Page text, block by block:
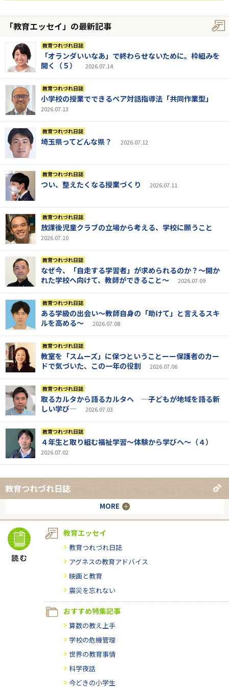
「教育エッセイ」の最新記事
教育つれづれ日誌
「オランダいいなあ」で終わらせないために。枠組みを
開く（５）
2026.07.14
教育つれづれ日誌
小学校の授業でできるペア対話指導法「共同作業型」
2026.07.13
教育つれづれ日誌
埼玉県ってどんな県？ 2026.07.12
教育つれづれ日誌
つい、整えたくなる授業づくり 2026.07.11
教育つれづれ日誌
放課後児童クラブの立場から考える、学校に願うこと
2026.07.10
教育つれづれ日誌
なぜ今、「自走する学習者」が求められるのか？～開か
れた学校へ向けて、教師ができること～
2026.07.09
教育つれづれ日誌
ある学級の出会い～教師自身の「助けて」と言えるスキ
ルを高める～
2026.07.08
教育つれづれ日誌
教室を「スムーズ」に保つということーー保護者のカー
ドで気づいた、この一年の役割
2026.07.06
教育つれづれ日誌
取るカルタから語るカルタへ ―子どもが地域を語る新
しい学び―
2026.07.03
教育つれづれ日誌
４年生と取り組む福祉学習～体験から学びへ～（４）
2026.07.02
教育つれづれ日誌
MORE
教育エッセイ
教育つれづれ日誌
アグネスの教育アドバイス
映画と教育
震災を忘れない
おすすめ特集記事
算数の教え上手
学校の危機管理
世界の教育事情
科学夜話
今どきの小学生